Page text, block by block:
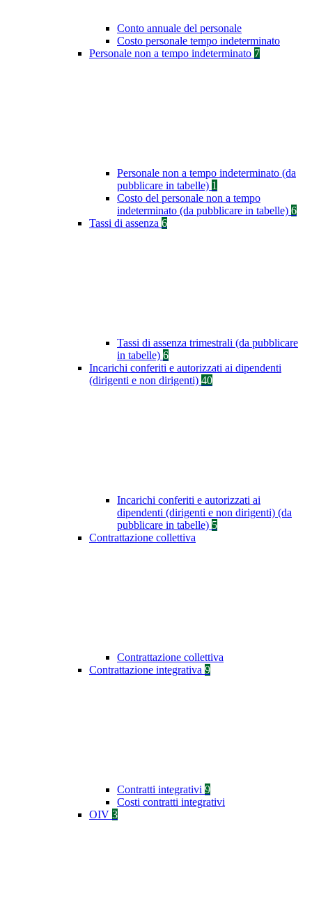
Conto annuale del personale
Costo personale tempo indeterminato
Personale non a tempo indeterminato 7
Personale non a tempo indeterminato (da
pubblicare in tabelle) 1
Costo del personale non a tempo
indeterminato (da pubblicare in tabelle) 6
Tassi di assenza 6
Tassi di assenza trimestrali (da pubblicare
in tabelle) 6
Incarichi conferiti e autorizzati ai dipendenti
(dirigenti e non dirigenti) 40
Incarichi conferiti e autorizzati ai
dipendenti (dirigenti e non dirigenti) (da
pubblicare in tabelle) 5
Contrattazione collettiva
Contrattazione collettiva
Contrattazione integrativa 9
Contratti integrativi 9
Costi contratti integrativi
OIV 3